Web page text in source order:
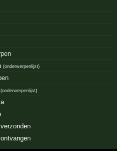
(onderwerpenlijst)
(onderwerpenlijst)